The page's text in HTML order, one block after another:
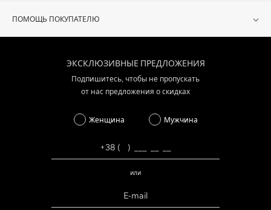
ПОМОЩЬ ПОКУПАТЕЛЮ
ЭКСКЛЮЗИВНЫЕ ПРЕДЛОЖЕНИЯ
Подпишитесь, чтобы не пропускать
от нас предложения о скидках
Женщина Мужчина
или